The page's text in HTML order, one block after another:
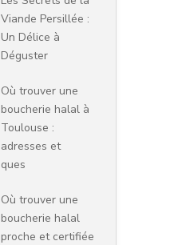
Viande Persillée :
Un Délice à
Déguster
Où trouver une
boucherie halal à
Toulouse :
adresses et
Où trouver une
boucherie halal
proche et certifiée